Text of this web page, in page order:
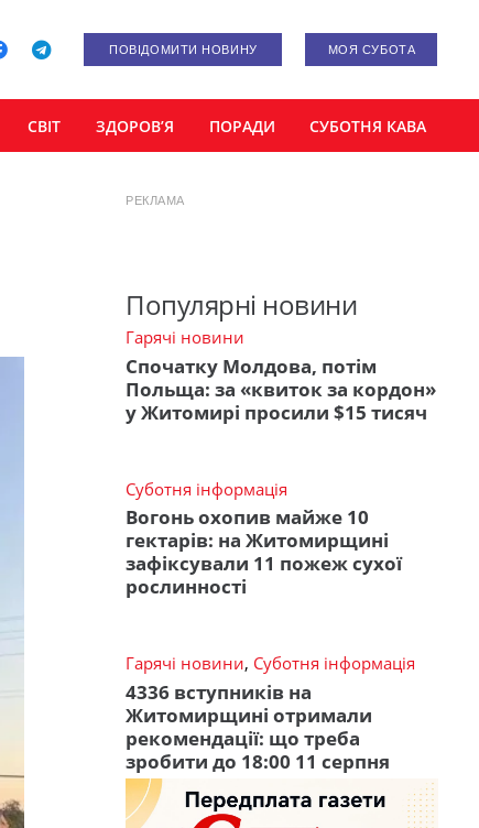
ПОВІДОМИТИ НОВИНУ МОЯ СУБОТА
СВІТ ЗДОРОВ’Я ПОРАДИ СУБОТНЯ КАВА
РЕКЛАМА
Популярні новини
Гарячі новини
Спочатку Молдова, потім
Польща: за «квиток за кордон»
у Житомирі просили $15 тисяч
Суботня інформація
Вогонь охопив майже 10
гектарів: на Житомирщині
зафіксували 11 пожеж сухої
рослинності
Гарячі новини, Суботня інформація
4336 вступників на
Житомирщині отримали
рекомендації: що треба
зробити до 18:00 11 серпня